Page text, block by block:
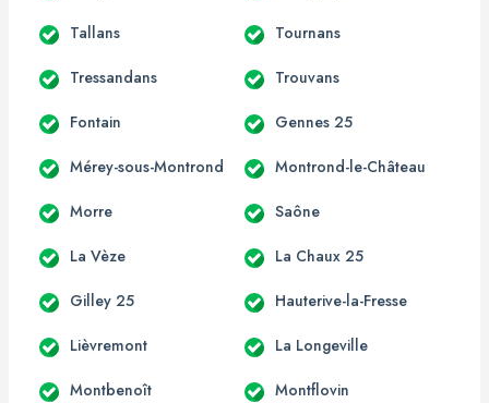
Tallans Tournans
Tressandans Trouvans
Fontain Gennes 25
Mérey-sous-Montrond Montrond-le-Château
Morre Saône
La Vèze La Chaux 25
Gilley 25 Hauterive-la-Fresse
Lièvremont La Longeville
Montbenoît Montflovin